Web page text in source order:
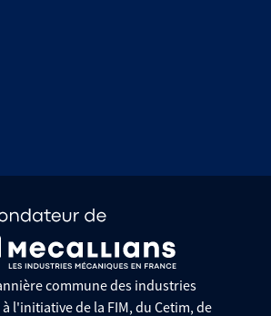
commune des industries
l'initiative de la FIM, du Cetim, de